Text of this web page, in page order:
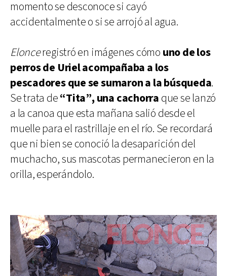
momento se desconoce si cayó
accidentalmente o si se arrojó al agua.
Elonceregistró en imágenes cómo uno de los
perros de Uriel acompañaba a los
pescadores que se sumaron a la búsqueda.
Se trata de“Tita”, una cachorra que se lanzó
a la canoa que esta mañana salió desde el
muelle para el rastrillaje en el río. Se recordará
que ni bien se conoció la desaparición del
muchacho, sus mascotas permanecieron en la
orilla, esperándolo.